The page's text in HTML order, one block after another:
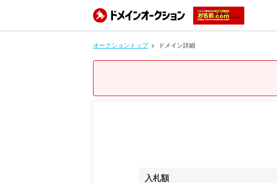
オークショントップ ドメイン詳細
入札額